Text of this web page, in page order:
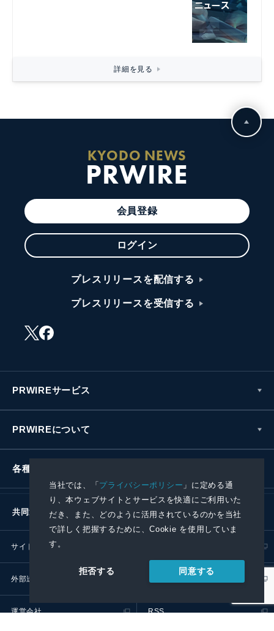
当社では、「プライバシーポリシー 」に定める通
り、本ウェブサイトとサービスを快適にご利用いた
だき、また、どのように活用されているのかを当社
で詳しく把握するために、Cookie を使用していま
す。
拒否する 同意する
詳細を見る
KYODO NEWS
PRWIRE
会員登録
ログイン
プレスリリースを配信する
プレスリリースを受信する
PRWIREサービス
PRWIREについて
各種お問い合わせ
共同通信社グループ
サイトポリシー
外部送信ポリシー プレスリリース取扱基準
運営会社 RSS